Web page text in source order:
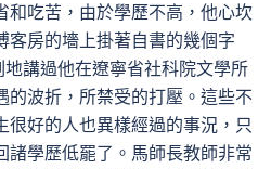
和吃苦，由於學歷不高，他心坎
客房的墻上掛著自書的幾個字
地講過他在遼寧省社科院文學所
的波折，所禁受的打壓。這些不
很好的人也異樣經過的事況，只
諸學歷低罷了。馬師長教師非常